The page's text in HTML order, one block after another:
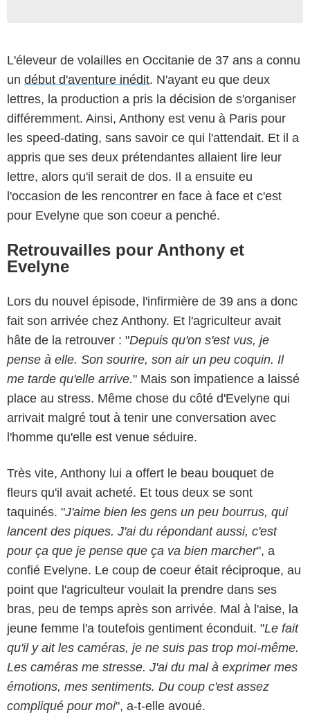
L'éleveur de volailles en Occitanie de 37 ans a connu
un début d'aventure inédit. N'ayant eu que deux
lettres, la production a pris la décision de s'organiser
différemment. Ainsi, Anthony est venu à Paris pour
les speed-dating, sans savoir ce qui l'attendait. Et il a
appris que ses deux prétendantes allaient lire leur
lettre, alors qu'il serait de dos. Il a ensuite eu
l'occasion de les rencontrer en face à face et c'est
pour Evelyne que son coeur a penché.
Retrouvailles pour Anthony et
Evelyne
Lors du nouvel épisode, l'infirmière de 39 ans a donc
fait son arrivée chez Anthony. Et l'agriculteur avait
hâte de la retrouver : "Depuis qu'on s'est vus, je
pense à elle. Son sourire, son air un peu coquin. Il
me tarde qu'elle arrive." Mais son impatience a laissé
place au stress. Même chose du côté d'Evelyne qui
arrivait malgré tout à tenir une conversation avec
l'homme qu'elle est venue séduire.
Très vite, Anthony lui a offert le beau bouquet de
fleurs qu'il avait acheté. Et tous deux se sont
taquinés. "J'aime bien les gens un peu bourrus, qui
lancent des piques. J'ai du répondant aussi, c'est
pour ça que je pense que ça va bien marcher", a
confié Evelyne. Le coup de coeur était réciproque, au
point que l'agriculteur voulait la prendre dans ses
bras, peu de temps après son arrivée. Mal à l'aise, la
jeune femme l'a toutefois gentiment éconduit. "Le fait
qu'il y ait les caméras, je ne suis pas trop moi-même.
Les caméras me stresse. J'ai du mal à exprimer mes
émotions, mes sentiments. Du coup c'est assez
compliqué pour moi", a-t-elle avoué.